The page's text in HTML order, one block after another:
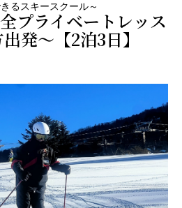
るスキースクール～
プライベートレッス
発～【2泊3日】